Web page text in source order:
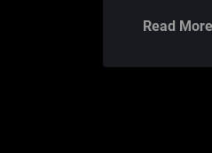
Read More